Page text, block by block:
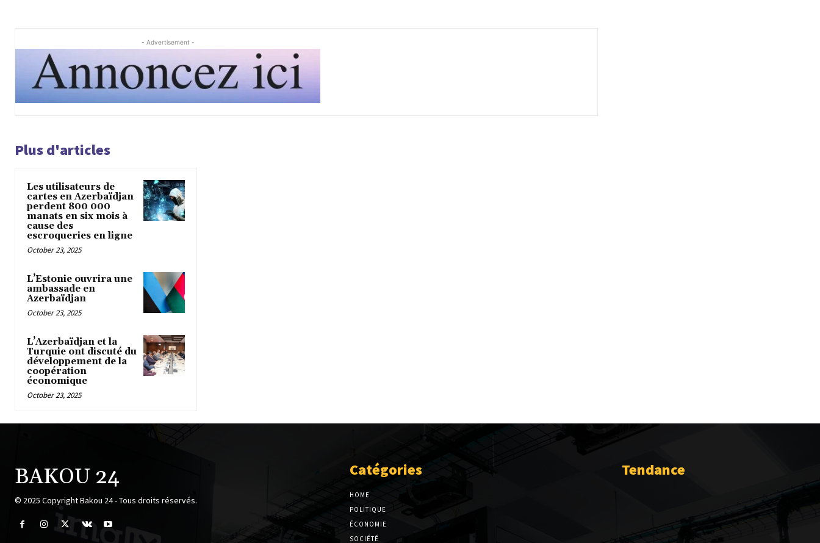
- Advertisement -
Plus d'articles
Les utilisateurs de
cartes en Azerbaïdjan
perdent 800 000
manats en six mois à
cause des
escroqueries en ligne
October 23, 2025
L’Estonie ouvrira une
ambassade en
Azerbaïdjan
October 23, 2025
L’Azerbaïdjan et la
Turquie ont discuté du
développement de la
coopération
économique
October 23, 2025
BAKOU 24
© 2025 Copyright Bakou 24 - Tous droits réservés.
Catégories
HOME
POLITIQUE
ÉCONOMIE
SOCIÉTÉ
Tendance